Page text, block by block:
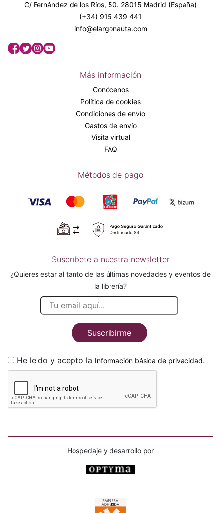
C/ Fernández de los Ríos, 50. 28015 Madrid (España)
(+34) 915 439 441
info@elargonauta.com
Más información
Conócenos
Política de cookies
Condiciones de envío
Gastos de envío
Visita virtual
FAQ
Métodos de pago
Suscríbete a nuestra newsletter
¿Quieres estar al tanto de las últimas novedades y eventos de
la librería?
Suscribirme
He leido y acepto la Información básica de privacidad.
Hospedaje y desarrollo por